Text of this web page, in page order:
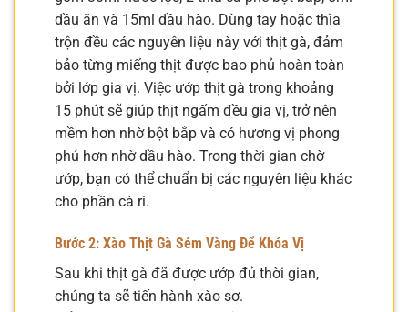
dầu ăn và 15ml dầu hào. Dùng tay hoặc thìa
trộn đều các nguyên liệu này với thịt gà, đảm
bảo từng miếng thịt được bao phủ hoàn toàn
bởi lớp gia vị. Việc ướp thịt gà trong khoảng
15 phút sẽ giúp thịt ngấm đều gia vị, trở nên
mềm hơn nhờ bột bắp và có hương vị phong
phú hơn nhờ dầu hào. Trong thời gian chờ
ướp, bạn có thể chuẩn bị các nguyên liệu khác
cho phần cà ri.
Bước 2: Xào Thịt Gà Sém Vàng Để Khóa Vị
Sau khi thịt gà đã được ướp đủ thời gian,
chúng ta sẽ tiến hành xào sơ.